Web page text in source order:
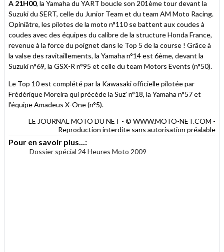
A 21H00, la Yamaha du YART boucle son 201ème tour devant la
Suzuki du SERT, celle du Junior Team et du team AM Moto Racing.
Opiniâtre, les pilotes de la moto n°110 se battent aux coudes à
coudes avec des équipes du calibre de la structure Honda France,
revenue à la force du poignet dans le Top 5 de la course ! Grâce à
la valse des ravitaillements, la Yamaha n°14 est 6ème, devant la
Suzuki n°69, la GSX-R n°95 et celle du team Motors Events (n°50).
Le Top 10 est complété par la Kawasaki officielle pilotée par
Frédérique Moreira qui précède la Suz' n°18, la Yamaha n°57 et
l'équipe Amadeus X-One (n°5).
LE JOURNAL MOTO DU NET - © WWW.MOTO-NET.COM -
Reproduction interdite sans autorisation préalable
Pour en savoir plus...:
Dossier spécial 24 Heures Moto 2009